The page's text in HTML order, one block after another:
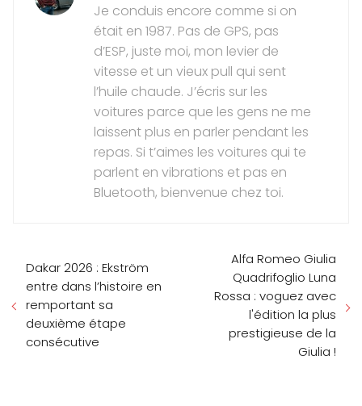
Je conduis encore comme si on
était en 1987. Pas de GPS, pas
d’ESP, juste moi, mon levier de
vitesse et un vieux pull qui sent
l’huile chaude. J’écris sur les
voitures parce que les gens ne me
laissent plus en parler pendant les
repas. Si t’aimes les voitures qui te
parlent en vibrations et pas en
Bluetooth, bienvenue chez toi.
Dakar 2026 : Ekström
entre dans l’histoire en
remportant sa
deuxième étape
consécutive
Alfa Romeo Giulia
Quadrifoglio Luna
Rossa : voguez avec
l'édition la plus
prestigieuse de la
Giulia !